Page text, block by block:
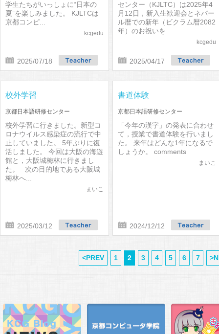
学生たちがいっしょに“日本の
夏”を楽しみました。 KJLTCは
京都コンピ...
kcgedu
2025/07/18
センター（KJLTC）は2025年4
月12日，新入生歓迎会とネパー
ル暦での新年（ビクラム暦2082
年）のお祝いを...
kcgedu
2025/04/17
校外学習
京都日本語研修センター
校外学習に行きました。新型コ
ロナウイルス感染症の流行で中
止していました。 5年ぶりに復
活しました。 今回は大阪の海遊
館と，大阪城梅林に行きまし
た。 次の目的地である大阪城
梅林へ...
まいこ
2025/03/12
書道体験
京都日本語研修センター
「今年の漢字」の発表に合わせ
て，授業で書道体験を行いまし
た。 来年はどんな1年になるで
しょうか。 comments
まいこ
2024/12/12
<PREV 1 2 3 4 5 6 7